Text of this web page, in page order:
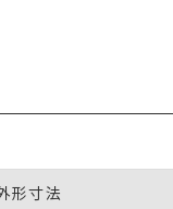
形寸法